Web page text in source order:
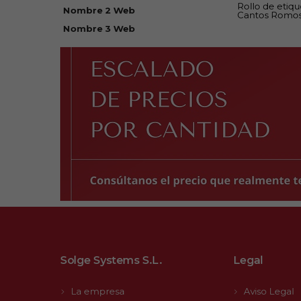
Nombre 2 Web
Rollo de
Cantos
Nombre 3 Web
Solge Systems S.L.
La empresa
Legal
Aviso Legal